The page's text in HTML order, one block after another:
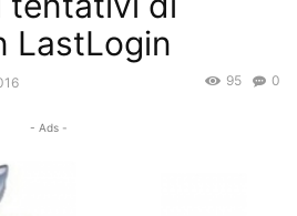
LastLogin
0
95
- Ads -